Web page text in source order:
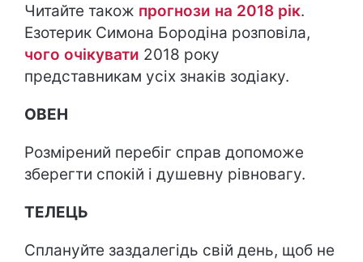
Читайте також прогнози на 2018 рік.
Езотерик Симона Бородіна розповіла,
чого очікувати 2018 року
представникам усіх знаків зодіаку.
ОВЕН
Розмірений перебіг справ допоможе
зберегти спокій і душевну рівновагу.
ТЕЛЕЦЬ
Сплануйте заздалегідь свій день, щоб не